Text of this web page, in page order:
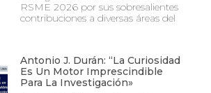
RSME 2026 por sus sobresalientes
contribuciones a diversas áreas del
Antonio J. Durán: “La Curiosidad
Es Un Motor Imprescindible
Para La Investigación»